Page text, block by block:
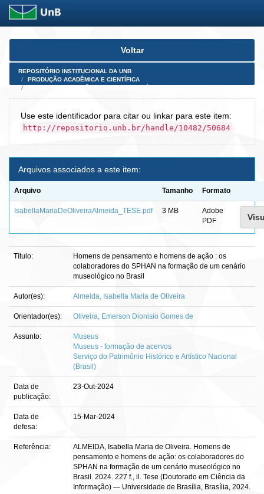
Skip
Voltar
REPOSITÓRIO INSTITUCIONAL DA UNB
PRODUÇÃO ACADÊMICA E CIENTÍFICA
Use este identificador para citar ou linkar para este item:
http://repositorio.unb.br/handle/10482/50684
Arquivos associados a este item:
Arquivo Tamanho Formato
IsabellaMariaDeOliveiraAlmeida_TESE.pdf 3 MB
Adobe
PDF
Título:
Homens de pensamento e homens de ação : os
colaboradores do SPHAN na formação de um cenário
museológico no Brasil
Autor(es): Almeida, Isabella Maria de Oliveira
Orientador(es): Oliveira, Emerson Dionisio Gomes de
Assunto:
Museus
Museus - formação de acervos
Serviço do Patrimônio Histórico e Artístico Nacional
(Brasil)
Data de
publicação:
23-Out-2024
Data de
defesa:
15-Mar-2024
Referência:
ALMEIDA, Isabella Maria de Oliveira. Homens de
pensamento e homens de ação: os colaboradores do
SPHAN na formação de um cenário museológico no
Brasil. 2024. 227 f., il. Tese (Doutorado em Ciência da
Informação) — Universidade de Brasília, Brasília, 2024.